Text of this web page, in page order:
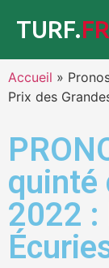
TURF.FR
Accueil »
Prix des
quinté
2022 :